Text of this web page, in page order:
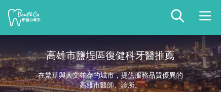
高雄市鹽埕區復健科牙醫推薦
在繁華與人文並存的城市，提供服務品質優異的
高雄市醫師、診所。